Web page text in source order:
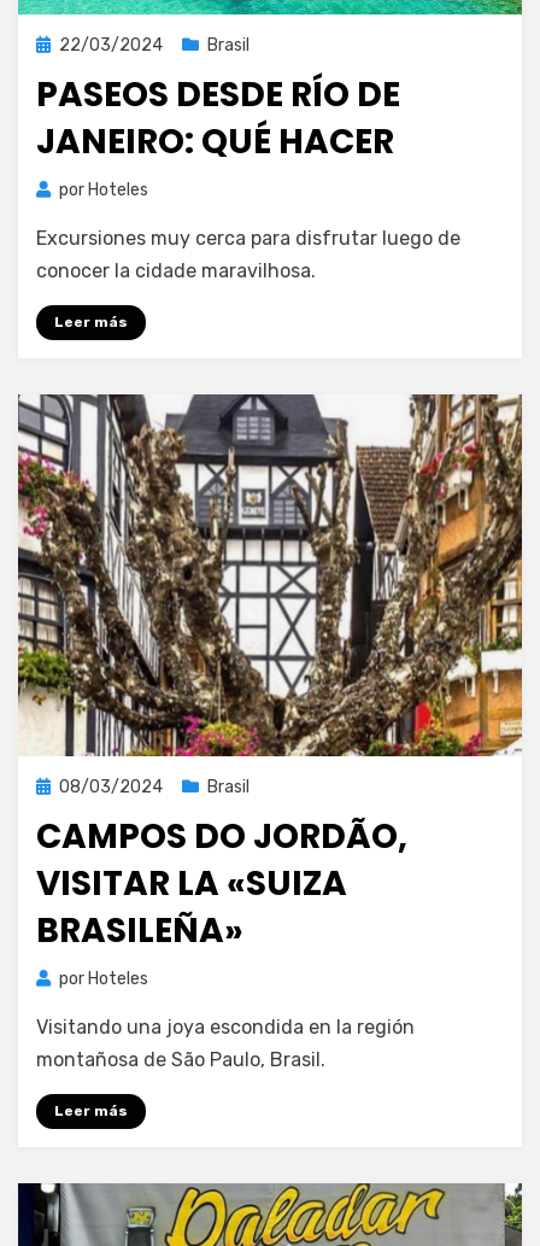
Publicada
22/03/2024 Brasil
PASEOS DESDE RÍO DE
JANEIRO: QUÉ HACER
por Hoteles
Excursiones muy cerca para disfrutar luego de
conocer la cidade maravilhosa.
Leer más
Publicada
08/03/2024 Brasil
CAMPOS DO JORDÃO,
VISITAR LA «SUIZA
BRASILEÑA»
por Hoteles
Visitando una joya escondida en la región
montañosa de São Paulo, Brasil.
Leer más